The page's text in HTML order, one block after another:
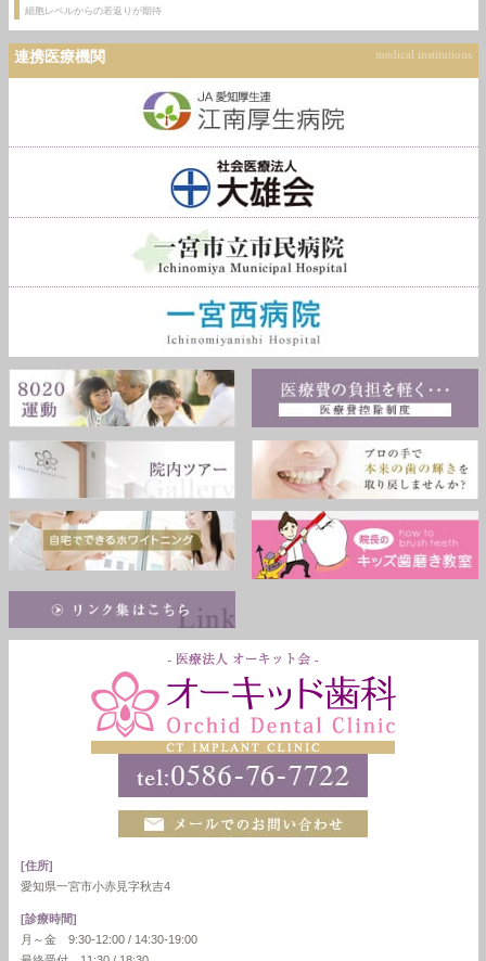
細胞レベルからの若返りが期待
連携医療機関 medical institutions
[住所]
愛知県一宮市小赤見字秋吉4
[診療時間]
月～金 9:30-12:00 / 14:30-19:00